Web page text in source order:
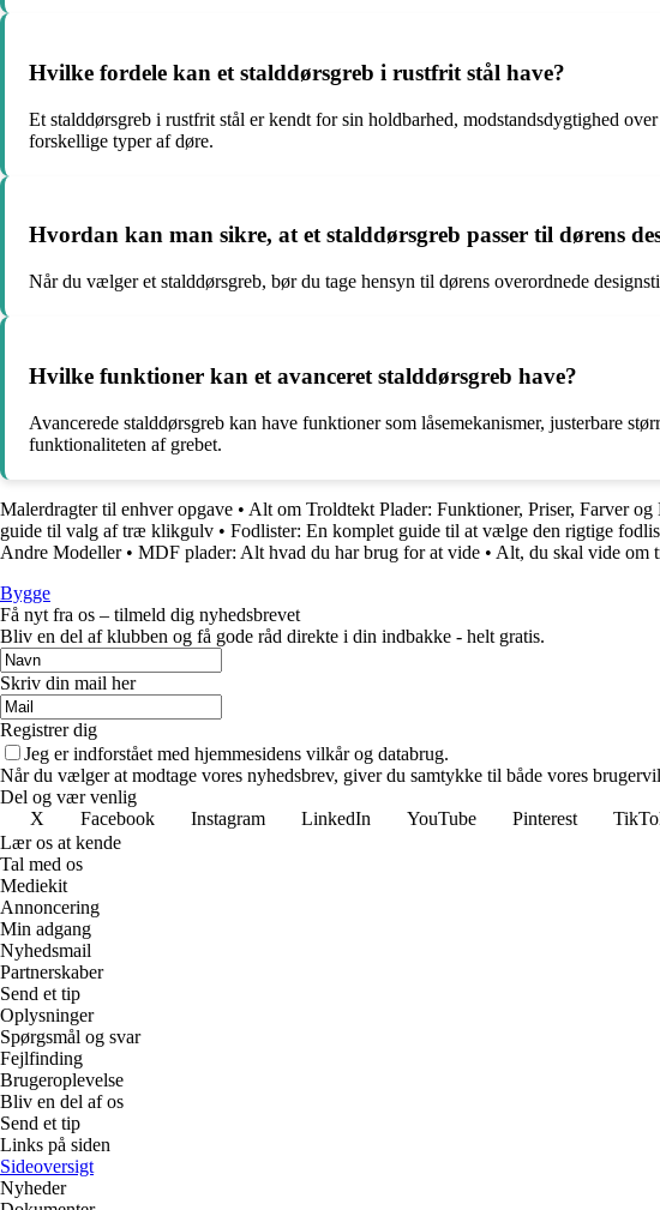
Hvilke fordele kan et stalddørsgreb i rustfrit stål have?
Et stalddørsgreb i rustfrit stål er kendt for sin holdbarhed, modstandsdygtighed
forskellige typer af døre.
Hvordan kan man sikre, at et stalddørsgreb passer til dørens
Når du vælger et stalddørsgreb, bør du tage hensyn til dørens overordnede
Hvilke funktioner kan et avanceret stalddørsgreb have?
Avancerede stalddørsgreb kan have funktioner som låsemekanismer, justerbare
funktionaliteten af grebet.
Malerdragter til enhver opgave • Alt om Troldtekt Plader: Funktioner, Priser, Farver og
guide til valg af træ klikgulv • Fodlister: En komplet guide til at vælge den rigtige
Andre Modeller• MDF plader: Alt hvad du har brug for at vide • Alt, du skal vide om
Bygge
Få nyt fra os – tilmeld dig nyhedsbrevet
Bliv en del af klubben og få gode råd direkte i din indbakke - helt gratis.
Skriv din mail her
Registrer dig
Jeg er indforstået med hjemmesidens vilkår og databrug.
Når du vælger at modtage vores nyhedsbrev, giver du samtykke til både vores
Del og vær venlig
X
Facebook Instagram LinkedIn YouTube Pinterest
Lær os at kende
Tal med os
Mediekit
Annoncering
Min adgang
Nyhedsmail
Partnerskaber
Send et tip
Oplysninger
Spørgsmål og svar
Fejlfinding
Brugeroplevelse
Bliv en del af os
Send et tip
Links på siden
Sideoversigt
Nyheder